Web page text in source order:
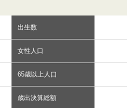
出生数
女性人口
65歳以上人口
歳出決算総額